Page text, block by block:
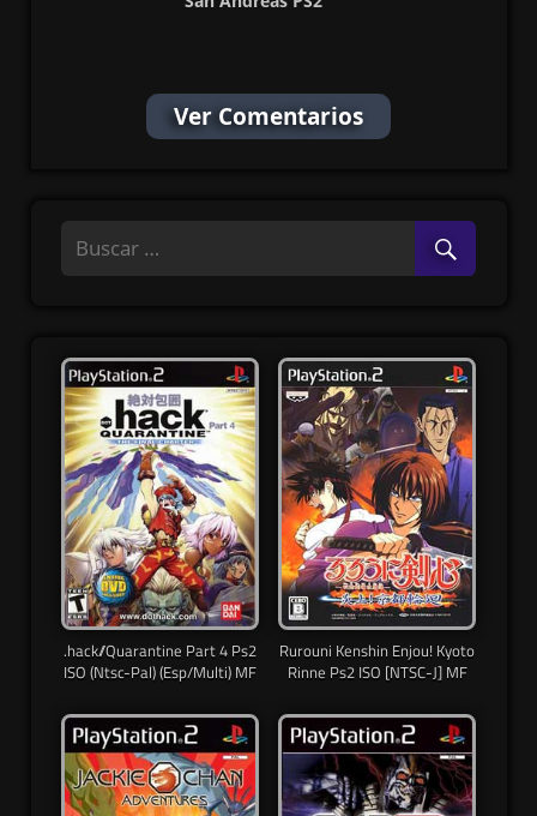
Ver Comentarios
.hack//Quarantine Part 4 Ps2
ISO (Ntsc-Pal) (Esp/Multi) MF
Rurouni Kenshin Enjou! Kyoto
Rinne Ps2 ISO [NTSC-J] MF